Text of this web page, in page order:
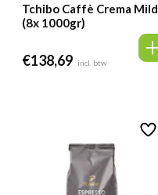
Tchibo Caffè Crema Mild
(8x 1000gr)
€138,69 incl. btw